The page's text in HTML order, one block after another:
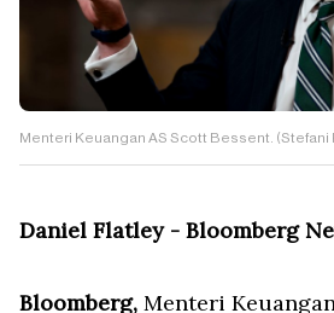
Menteri Keuangan AS Scott Bessent.
Daniel Flatley - Bloomberg
Bloomberg, Menteri